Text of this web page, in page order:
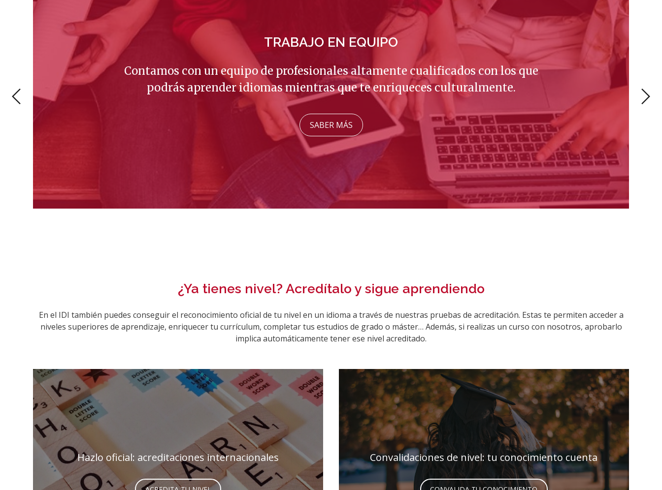
NUESTRA CALIDAD DA QUE HABLAR
Apostamos por unos valores sólidos basados en el respeto, la iniciativa y la
excelencia académica para seguir evolucionando junto a los estudiantes.
SABER MÁS
¿Ya tienes nivel? Acredítalo y sigue aprendiendo
En el IDI también puedes conseguir el reconocimiento oficial de tu nivel en un idioma a través de nuestras pruebas de acreditación. Estas te permiten acceder a
niveles superiores de aprendizaje, enriquecer tu currículum, completar tus estudios de grado o máster… Además, si realizas un curso con nosotros, aprobarlo
implica automáticamente tener ese nivel acreditado.
Hazlo oficial: acreditaciones internacionales Convalidaciones de nivel: tu conocimiento cuenta